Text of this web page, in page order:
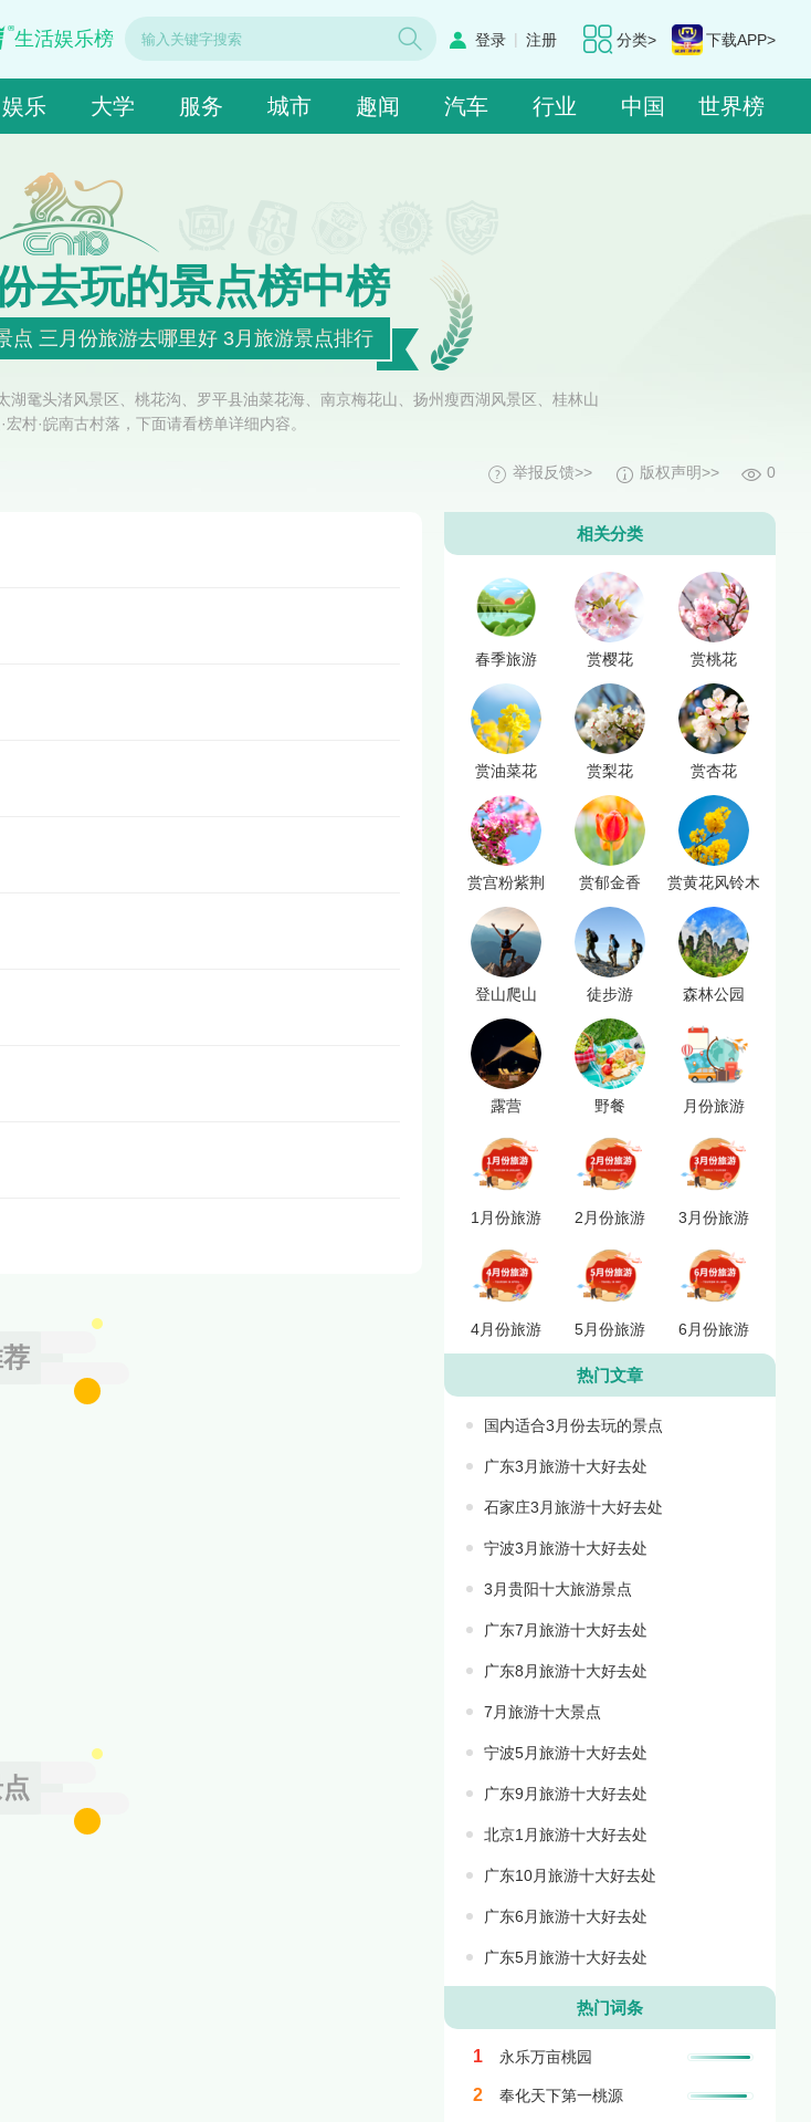
分类> 下载APP>
登录 | 注册
生活娱乐榜
娱乐 大学 服务 城市 趣闻 汽车 行业 中国 世界榜
去玩的景点榜中榜
点 三月份旅游去哪里好 3月旅游景点排行
鼋头渚风景区、桃花沟、罗平县油菜花海、南京梅花山、扬州瘦西湖风景区、桂林山
村·皖南古村落，下面请看榜单详细内容。
0
版权声明>>
举报反馈>>
相关分类
春季旅游 赏樱花 赏桃花
赏油菜花 赏梨花 赏杏花
赏宫粉紫荆 赏郁金香 赏黄花风铃木
登山爬山 徒步游 森林公园
露营 野餐 月份旅游
1月份旅游 2月份旅游 3月份旅游
4月份旅游 5月份旅游 6月份旅游
热门文章
国内适合3月份去玩的景点
广东3月旅游十大好去处
石家庄3月旅游十大好去处
宁波3月旅游十大好去处
3月贵阳十大旅游景点
广东7月旅游十大好去处
广东8月旅游十大好去处
7月旅游十大景点
宁波5月旅游十大好去处
广东9月旅游十大好去处
北京1月旅游十大好去处
广东10月旅游十大好去处
广东6月旅游十大好去处
广东5月旅游十大好去处
热门词条
1 永乐万亩桃园
2 奉化天下第一桃源